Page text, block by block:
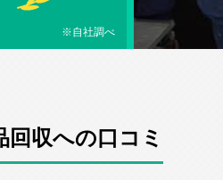
※自社調べ
収への口コミ